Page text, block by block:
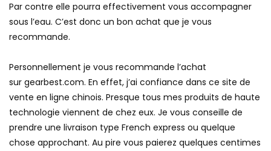
Par contre elle pourra effectivement vous accompagner
sous l’eau. C’est donc un bon achat que je vous
recommande.
Personnellement je vous recommande l’achat
sur gearbest.com. En effet, j’ai confiance dans ce site de
vente en ligne chinois. Presque tous mes produits de haute
technologie viennent de chez eux. Je vous conseille de
prendre une livraison type French express ou quelque
chose approchant. Au pire vous paierez quelques centimes